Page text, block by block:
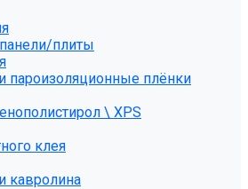
плиты
пароизоляционные плёнки
\ XPS
клея
кавролина